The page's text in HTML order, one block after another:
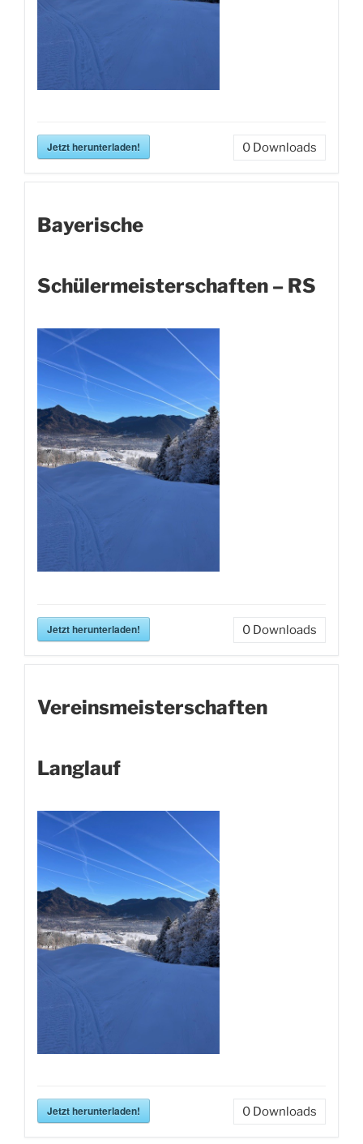
Jetzt herunterladen! 0 Downloads
Bayerische
Schülermeisterschaften – RS
Jetzt herunterladen! 0 Downloads
Vereinsmeisterschaften
Langlauf
Jetzt herunterladen! 0 Downloads